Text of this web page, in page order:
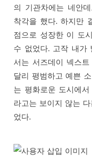
의 기관차에는 네안
착각을 했다. 하지만
점으로 성장한 이 도
수 없었다. 고작 내
서는 서즈데이 넥스
달리 평범하고 예쁜
는 평화로운 도시에
라고는 보이지 않는
었다.